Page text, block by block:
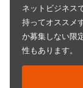
ネットビジネス
持ってオススメ
か募集しない限
性もあります。